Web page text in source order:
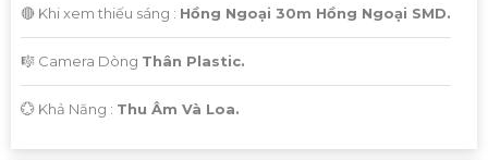
🔴 Khi xem thiếu sáng : Hồng Ngoại 30m Hồng Ngoại SMD.
🎼️ Camera Dòng Thân Plastic.
️💮 Khả Năng : Thu Âm Và Loa.